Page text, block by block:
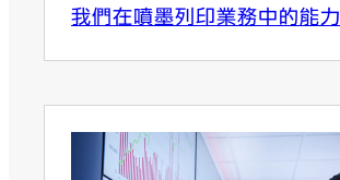
我們在噴墨列印業務中的能力